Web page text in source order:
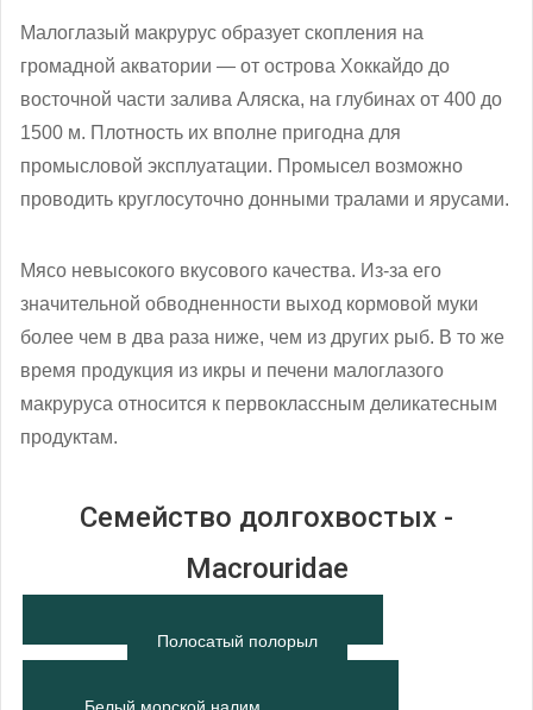
Малоглазый макрурус образует скопления на
громадной акватории — от острова Хоккайдо до
восточной части залива Аляска, на глубинах от 400 до
1500 м. Плотность их вполне пригодна для
промысловой эксплуатации. Промысел возможно
проводить круглосуточно донными тралами и ярусами.
Мясо невысокого вкусового качества. Из-за его
значительной обводненности выход кормовой муки
более чем в два раза ниже, чем из других рыб. В то же
время продукция из икры и печени малоглазого
макруруса относится к первоклассным деликатесным
продуктам.
Семейство долгохвостых -
Macrouridae
Полосатый полорыл
Белый морской налим